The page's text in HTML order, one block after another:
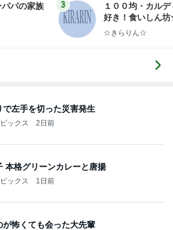
パパの家族
3
１００均・カルデ
好き！食いしん
らりん☆のブログ
☆きらりん☆
で左手を切った災害発生
ックス 2日前
本格グリーンカレーと唐揚
ックス 1日前
が怖くても会った大先輩